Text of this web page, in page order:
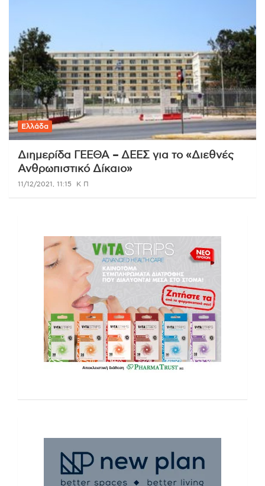
Ελλάδα
Διημερίδα ΓΕΕΘΑ – ΔΕΕΣ για το «Διεθνές
Ανθρωπιστικό Δίκαιο»
11/12/2021, 11:15 Κ Π